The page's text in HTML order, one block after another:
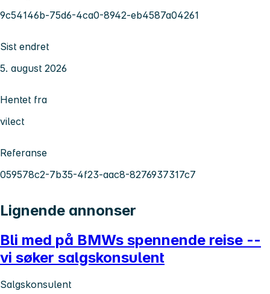
9c54146b-75d6-4ca0-8942-eb4587a04261
Sist endret
5. august 2026
Hentet fra
vilect
Referanse
059578c2-7b35-4f23-aac8-8276937317c7
Lignende annonser
Bli med på BMWs spennende reise --
vi søker salgskonsulent
Salgskonsulent